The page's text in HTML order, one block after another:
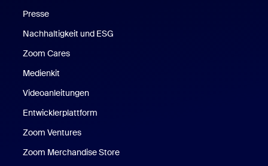
Presse
Nachhaltigkeit und ESG
Zoom Cares
Medienkit
Videoanleitungen
Entwicklerplattform
Zoom Ventures
Zoom Merchandise Store